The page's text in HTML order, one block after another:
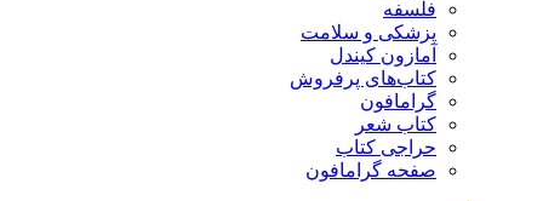
فلسفه
پزشکی و سلامت
آمازون کیندل
کتاب‌های پرفروش
گرامافون
کتاب شعر
حراجی کتاب
صفحه گرامافون